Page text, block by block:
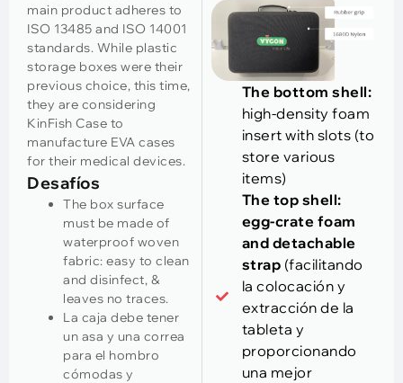
main product adheres to
ISO 13485 and ISO 14001
standards. While plastic
storage boxes were their
previous choice, this time,
they are considering
KinFish Case to
manufacture EVA cases
for their medical devices.
Desafíos
The box surface
must be made of
waterproof woven
fabric: easy to clean
and disinfect, &
leaves no traces.
La caja debe tener
un asa y una correa
para el hombro
cómodas y
The bottom shell:
high-density foam
insert with slots (to
store various
items)
The top shell:
egg-crate foam
and detachable
strap (facilitando
la colocación y
extracción de la
tableta y
proporcionando
una mejor